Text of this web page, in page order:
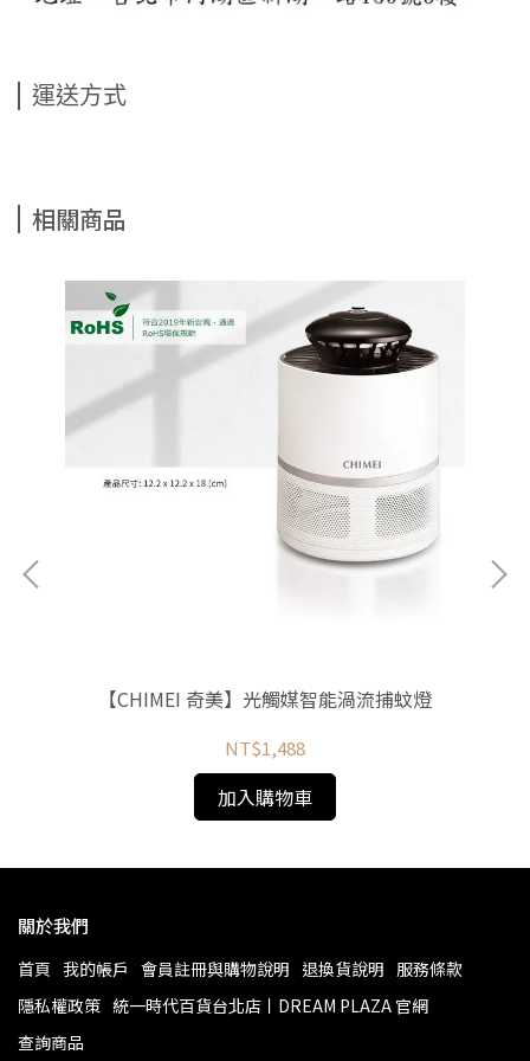
運送方式
相關商品
【CHIMEI 奇美】光觸媒智能渦流捕蚊燈
NT$1,488
加入購物車
關於我們
首頁 我的帳戶 會員註冊與購物說明 退換貨說明 服務條款
隱私權政策 統一時代百貨台北店丨DREAM PLAZA 官網
查詢商品